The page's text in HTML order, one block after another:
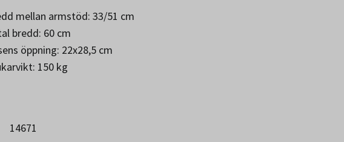
mellan armstöd: 33/51 cm
bredd: 60 cm
öppning: 22x28,5 cm
150 kg
14671